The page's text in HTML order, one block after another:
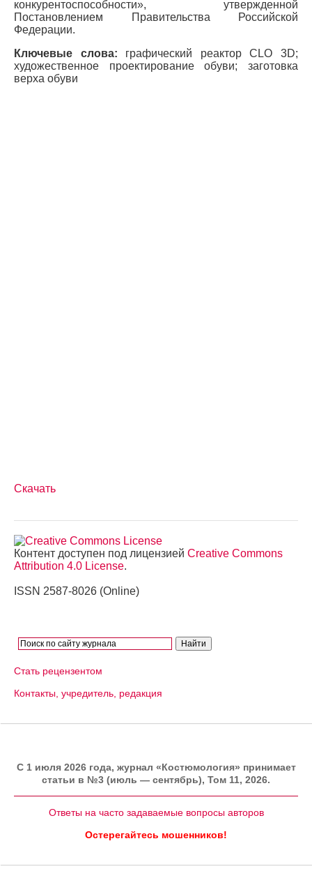
конкурентоспособности», утвержденной
Постановлением Правительства Российской
Федерации.
Ключевые слова: графический реактор CLO 3D;
художественное проектирование обуви; заготовка
верха обуви
Скачать
Контент доступен под лицензией Creative Commons
Attribution 4.0 License.
ISSN 2587-8026 (Online)
Стать рецензентом
Контакты, учредитель, редакция
C 1 июля 2026 года, журнал «Костюмология» принимает
статьи в №3 (июль — сентябрь), Том 11, 2026.
Ответы на часто задаваемые вопросы авторов
Остерегайтесь мошенников!